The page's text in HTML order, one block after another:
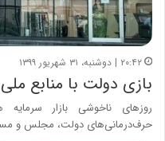
۲۰:۴۲ | دوشنبه، ۳۱ شهریور ۱۳۹۹
بازی دولت با منابع ملی
روزهای ناخوشی بازار
حرف‌درمانی‌های دولت، مجلس و